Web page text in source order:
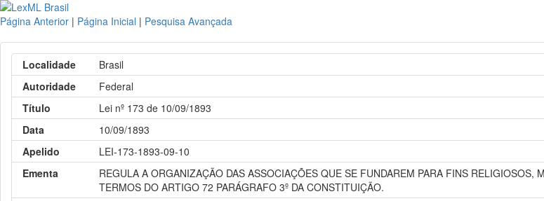
Página Anterior | Página Inicial | Pesquisa Avançada
Localidade
Brasil
Autoridade
Federal
Título
Lei nº 173 de 10/09/1893
Data
10/09/1893
Apelido
LEI-173-1893-09-10
Ementa
REGULA A ORGANIZAÇÃO DAS ASSOCIAÇÕES QUE SE FUNDAREM PARA FINS
TERMOS DO ARTIGO 72 PARÁGRAFO 3º DA CONSTITUIÇÃO.